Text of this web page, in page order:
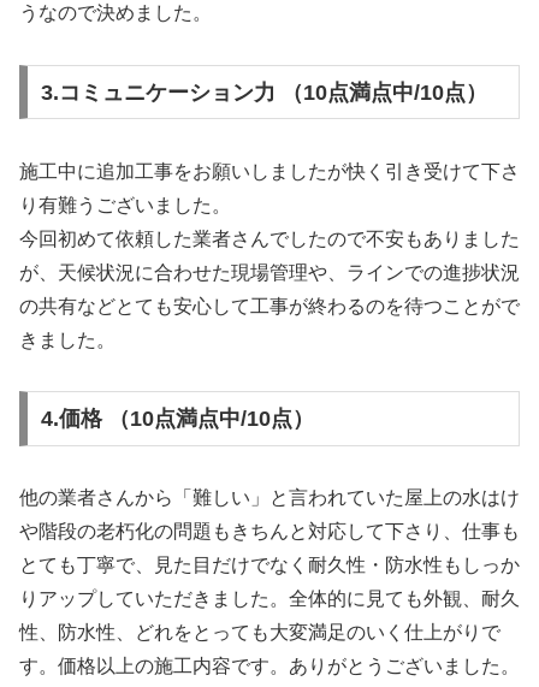
うなので決めました。
3.コミュニケーション力 （10点満点中/10点）
施工中に追加工事をお願いしましたが快く引き受けて下さ
り有難うございました。
今回初めて依頼した業者さんでしたので不安もありました
が、天候状況に合わせた現場管理や、ラインでの進捗状況
の共有などとても安心して工事が終わるのを待つことがで
きました。
4.価格 （10点満点中/10点）
他の業者さんから「難しい」と言われていた屋上の水はけ
や階段の老朽化の問題もきちんと対応して下さり、仕事も
とても丁寧で、見た目だけでなく耐久性・防水性もしっか
りアップしていただきました。全体的に見ても外観、耐久
性、防水性、どれをとっても大変満足のいく仕上がりで
す。価格以上の施工内容です。ありがとうございました。